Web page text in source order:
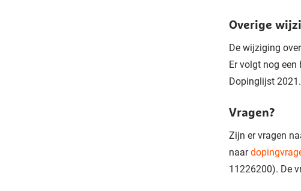
Overige
De wijziging
Er volgt nog
Dopinglijst 2021.
Vragen?
Zijn er vragen
naar
11226200). De